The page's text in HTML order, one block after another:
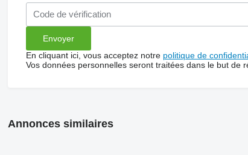
En cliquant ici, vous acceptez notre politique de
Vos données personnelles seront traitées dans le but de
Annonces similaires